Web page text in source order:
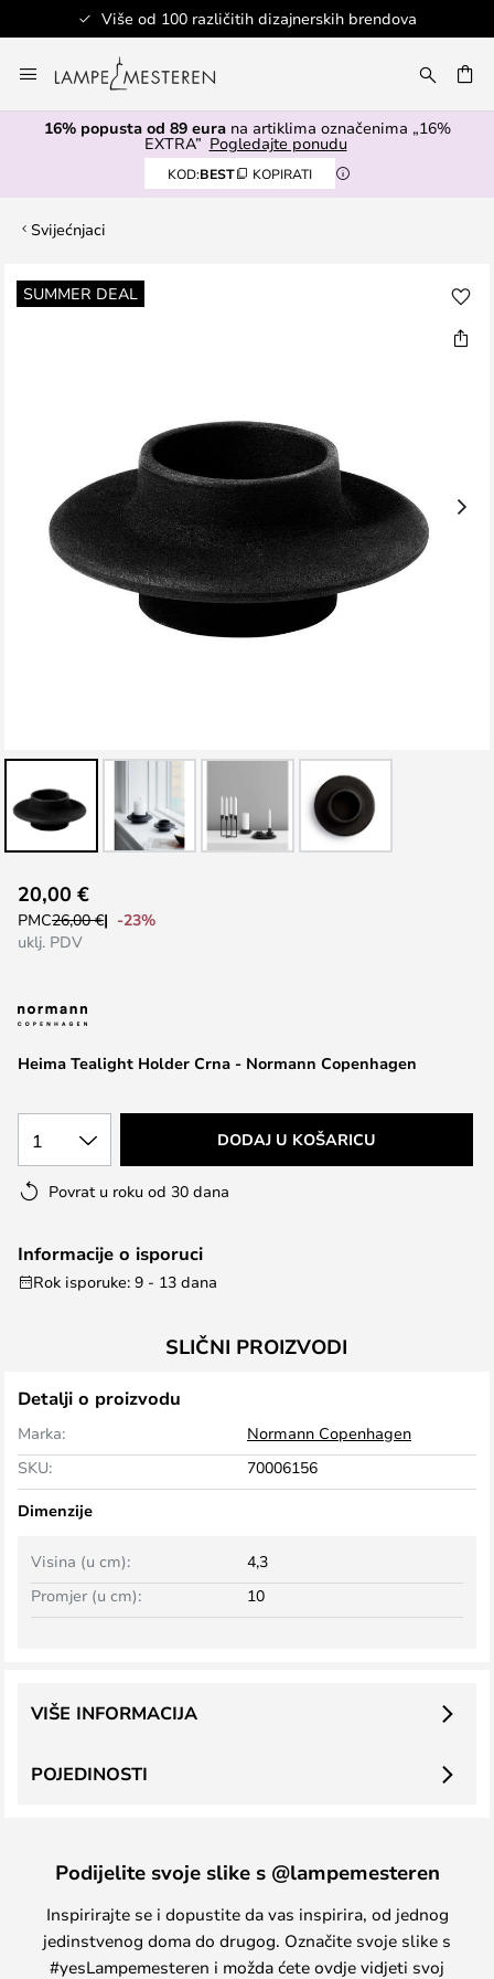
Više od 100 različitih dizajnerskih brendova
to
Content
16% popusta od 89 eurana artiklima označenima „16%
EXTRA” Pogledajte ponudu
KOD:BEST KOPIRATI
Svijećnjaci
SUMMER DEAL
Skip
to
to
the
beginning
the
gallery
Heima Tealight Holder Crna - Normann Copenhagen
20,00 €
PMC26,00 €
-23%
uklj. PDV
1 DODAJ U KOŠARICU
Povrat u roku od 30 dana
Informacije o isporuci
Rok isporuke: 9 - 13 dana
SLIČNI PROIZVODI
Detalji o proizvodu
Marka:
Normann Copenhagen
SKU:
70006156
Dimenzije
Visina (u cm):
4,3
Promjer (u cm):
10
POJEDINOSTI
VIŠE INFORMACIJA
Podijelite svoje slike s @lampemesteren
Inspirirajte se i dopustite da vas inspirira, od jednog
jedinstvenog doma do drugog. Označite svoje slike s
#yesLampemesteren i možda ćete ovdje vidjeti svoj